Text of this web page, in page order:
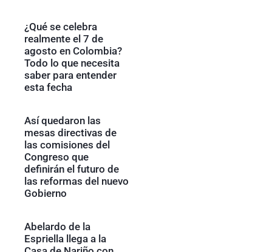
¿Qué se celebra
realmente el 7 de
agosto en Colombia?
Todo lo que necesita
saber para entender
esta fecha
Así quedaron las
mesas directivas de
las comisiones del
Congreso que
definirán el futuro de
las reformas del nuevo
Gobierno
Abelardo de la
Espriella llega a la